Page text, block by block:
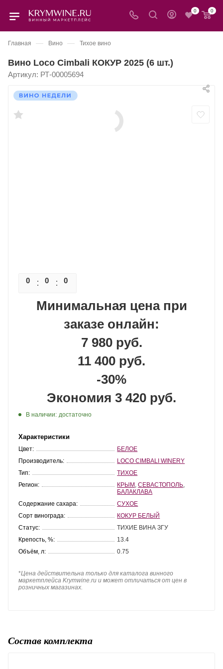
0 0
Главная — Вино — Тихое вино
Вино Loco Cimbali КОКУР 2025 (6 шт.)
Артикул: РТ-00005694
0 0 0
Минимальная цена при
заказе онлайн:
7 980 руб.
11 400 руб.
-30%
Экономия 3 420 руб.
В наличии: достаточно
Характеристики
Цвет:
БЕЛОЕ
Производитель:
LOCO CIMBALI WINERY
Тип:
ТИХОЕ
Регион:
КРЫМ ,СЕВАСТОПОЛЬ
БАЛАКЛАВА
Содержание сахара:
СУХОЕ
Сорт винограда:
КОКУР БЕЛЫЙ
Статус:
ТИХИЕ ВИНА ЗГУ
Крепость, %:
13.4
Объём, л:
0.75
*Цена действительна только для каталога винного
маркетплейса Krymwine.ru и может отличаться от цен в
розничных магазинах.
Состав комплекта